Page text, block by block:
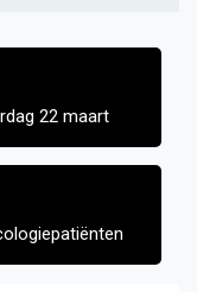
22 maart